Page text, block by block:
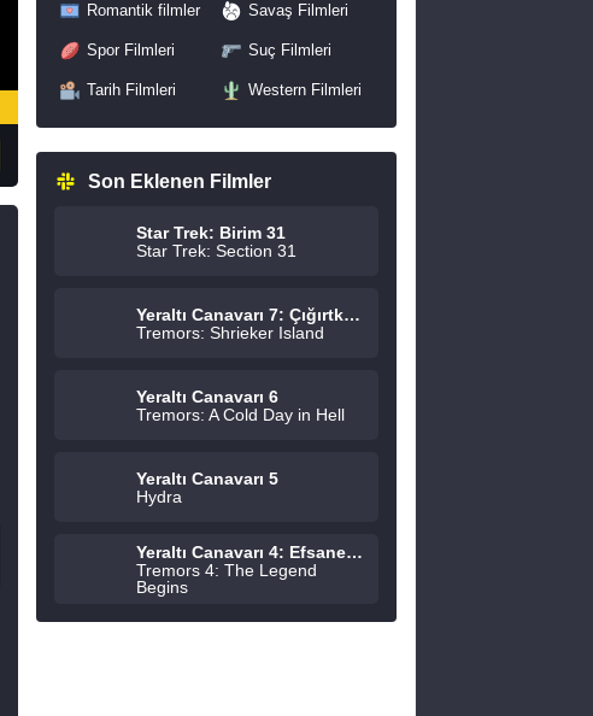
Romantik filmler Savaş Filmleri
Spor Filmleri Suç Filmleri
Tarih Filmleri Western Filmleri
Son Eklenen Filmler
Star Trek: Birim 31
Star Trek: Section 31
Yeraltı Canavarı 7: Çığırtkanlar Adası
Tremors: Shrieker Island
Yeraltı Canavarı 6
Tremors: A Cold Day in Hell
Yeraltı Canavarı 5
Hydra
Yeraltı Canavarı 4: Efsane Başlıyor
Tremors 4: The Legend
Begins